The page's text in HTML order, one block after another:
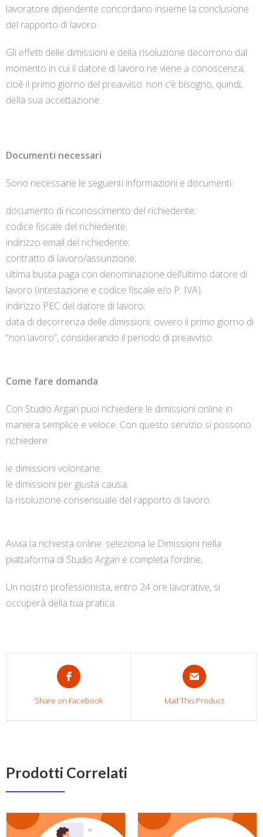
lavoratore dipendente concordano insieme la conclusione
del rapporto di lavoro.
Gli effetti delle dimissioni e della risoluzione decorrono dal
momento in cui il datore di lavoro ne viene a conoscenza,
cioè il primo giorno del preavviso: non c’è bisogno, quindi,
della sua accettazione.
Documenti necessari
Sono necessarie le seguenti informazioni e documenti:
documento di riconoscimento del richiedente;
codice fiscale del richiedente;
indirizzo email del richiedente;
contratto di lavoro/assunzione;
ultima busta paga con denominazione dell’ultimo datore di
lavoro (intestazione e codice fiscale e/o P. IVA);
indirizzo PEC del datore di lavoro;
data di decorrenza delle dimissioni: ovvero il primo giorno di
“non lavoro”, considerando il periodo di preavviso.
Come fare domanda
Con Studio Argari puoi richiedere le dimissioni online in
maniera semplice e veloce. Con questo servizio si possono
richiedere:
le dimissioni volontarie;
le dimissioni per giusta causa;
la risoluzione consensuale del rapporto di lavoro.
Avvia la richiesta online: seleziona le Dimissioni nella
piattaforma di Studio Argari e completa l’ordine,
Un nostro professionista, entro 24 ore lavorative, si
occuperà della tua pratica.
Share on Facebook Mail This Product
Prodotti Correlati